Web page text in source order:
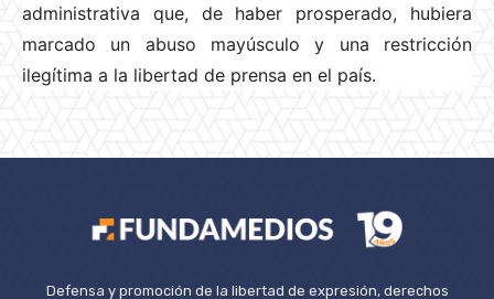
administrativa que, de haber prosperado, hubiera
marcado un abuso mayúsculo y una restricción
ilegítima a la libertad de prensa en el país.
Defensa y promoción de la libertad de expresión, derechos